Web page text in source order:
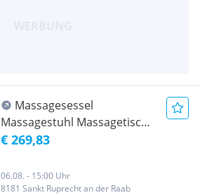
Massagesessel
Massagestuhl Massagetisch
Massageliege
Chairmassage, ab
€ 269,83
06.08. - 15:00 Uhr
8181 Sankt Ruprecht an der Raab